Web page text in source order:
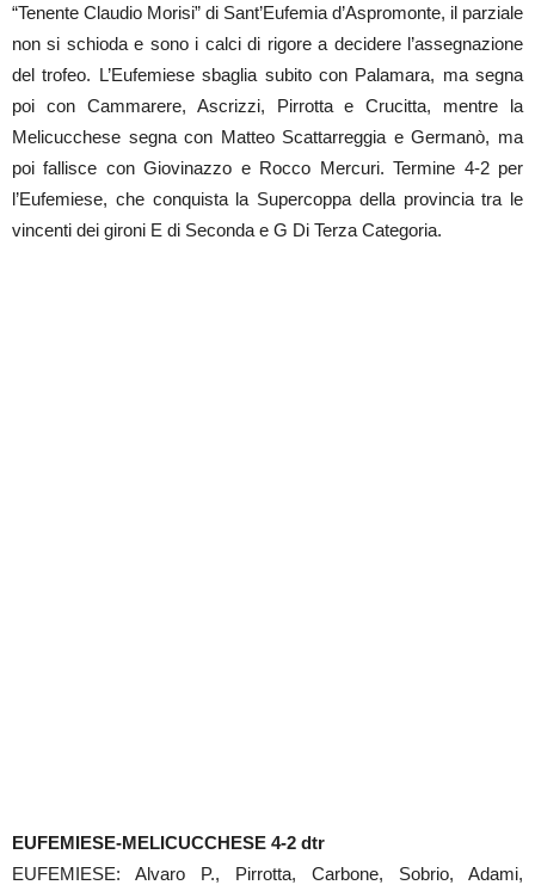
“Tenente Claudio Morisi” di Sant’Eufemia d’Aspromonte, il parziale
non si schioda e sono i calci di rigore a decidere l’assegnazione
del trofeo. L’Eufemiese sbaglia subito con Palamara, ma segna
poi con Cammarere, Ascrizzi, Pirrotta e Crucitta, mentre la
Melicucchese segna con Matteo Scattarreggia e Germanò, ma
poi fallisce con Giovinazzo e Rocco Mercuri. Termine 4-2 per
l’Eufemiese, che conquista la Supercoppa della provincia tra le
vincenti dei gironi E di Seconda e G Di Terza Categoria.
EUFEMIESE-MELICUCCHESE 4-2 dtr
EUFEMIESE: Alvaro P., Pirrotta, Carbone, Sobrio, Adami,